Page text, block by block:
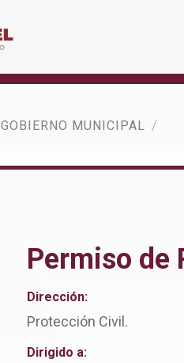
GOBIERNO MUNICIPAL
Permiso de
Dirección:
Protección Civil.
Dirigido a: